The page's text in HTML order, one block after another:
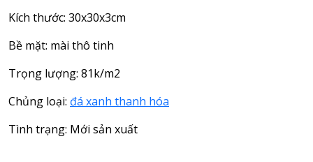
Kích thước: 30x30x3cm
Bề mặt: mài thô tinh
Trọng lượng: 81k/m2
Chủng loại: đá xanh thanh hóa
Tình trạng: Mới sản xuất